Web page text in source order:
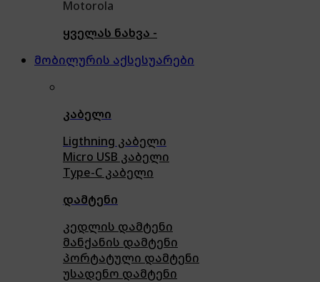
Motorola
ყველას ნახვა -
მობილურის აქსესუარები
კაბელი
Ligthning კაბელი
Micro USB კაბელი
Type-C კაბელი
დამტენი
კედლის დამტენი
მანქანის დამტენი
პორტატული დამტენი
უსადენო დამტენი